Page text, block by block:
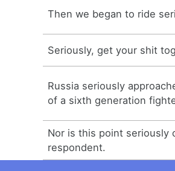
Then we began to ride
Seriously, get your shit
Russia seriously
of a sixth generation
Nor is this point seriously
respondent.